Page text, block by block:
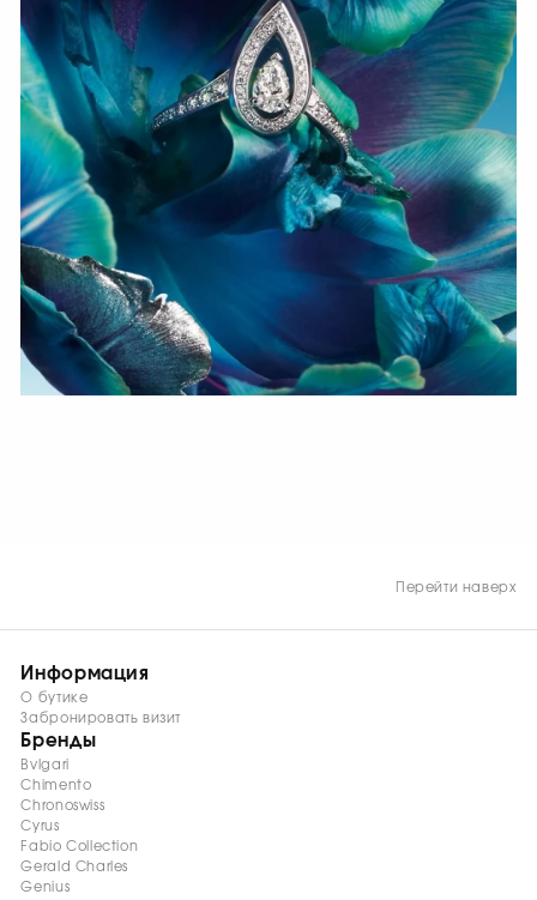
Перейти наверх
Информация
О бутике
Забронировать визит
Бренды
Bvlgari
Chimento
Chronoswiss
Cyrus
Fabio Collection
Gerald Charles
Genius